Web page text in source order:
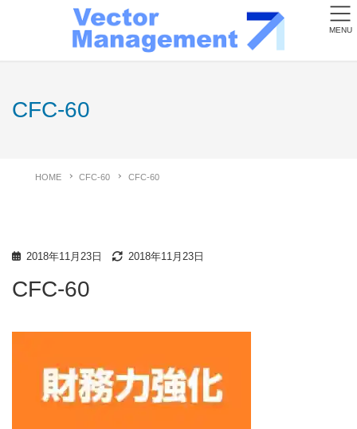
CFC-60
HOME CFC-60 CFC-60
2018年11月23日 2018年11月23日
CFC-60
MENU